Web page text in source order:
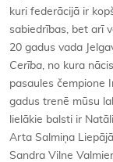
kuri federācijā ir
sabiedrības, bet arī
20 gadus vada
Cerība, no kura
pasaules čempione
gadus trenē mūsu
lielākie balsti ir
Arta Salmiņa
Sandra Vilne